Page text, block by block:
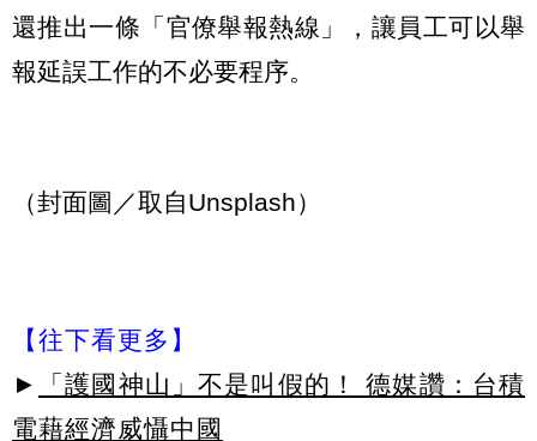
還推出一條「官僚舉報熱線」，讓員工可以舉
報延誤工作的不必要程序。
（封面圖／取自Unsplash）
【往下看更多】
►
「護國神山」不是叫假的！ 德媒讚：台積
電藉經濟威懾中國